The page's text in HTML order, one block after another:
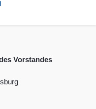
Vorstandes